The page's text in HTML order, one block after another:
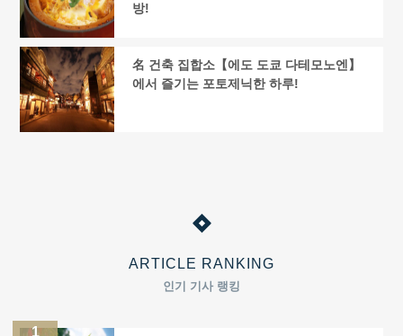
방!
名 건축 집합소【에도 도쿄 다테모노엔】
에서 즐기는 포토제닉한 하루!
ARTICLE RANKING
인기 기사 랭킹